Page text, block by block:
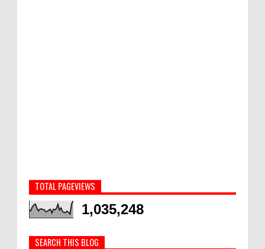
TOTAL PAGEVIEWS
1,035,248
SEARCH THIS BLOG